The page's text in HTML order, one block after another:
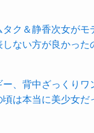
タク＆静香次女が
しない方が良かった
ー、背中ざっくり
頃は本当に美少女だ